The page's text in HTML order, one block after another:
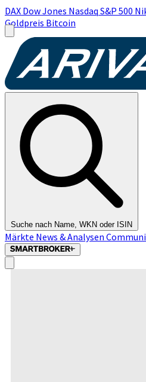
DAX Dow Jones Nasdaq S&P 500
Goldpreis Bitcoin
Suche nach Name, WKN oder ISIN
Märkte News & Analysen